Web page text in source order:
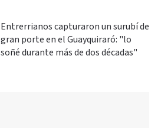
Entrerrianos capturaron un surubí de
gran porte en el Guayquiraró: "lo
soñé durante más de dos décadas"